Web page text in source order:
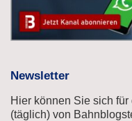
Newsletter
Hier können Sie sich
(täglich) von